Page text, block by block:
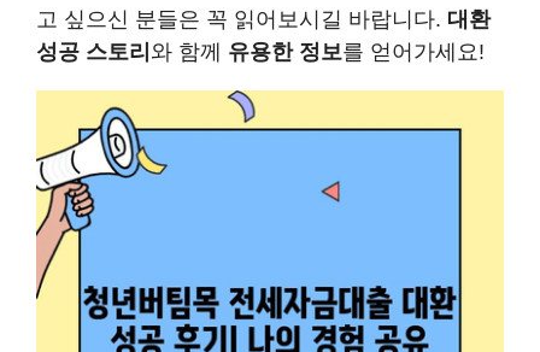
고 싶으신 분들은 꼭 읽어보시길 바랍니다. 대환
성공 스토리 와 함께 유용한 정보를 얻어가세요!